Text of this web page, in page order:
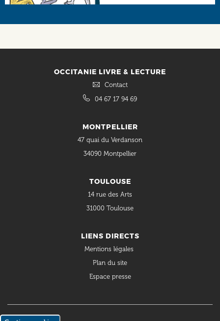
OCCITANIE LIVRE & LECTURE
Contact
04 67 17 94 69
MONTPELLIER
47 quai du Verdanson
34090 Montpellier
TOULOUSE
14 rue des Arts
31000 Toulouse
LIENS DIRECTS
Mentions légales
Plan du site
Espace presse